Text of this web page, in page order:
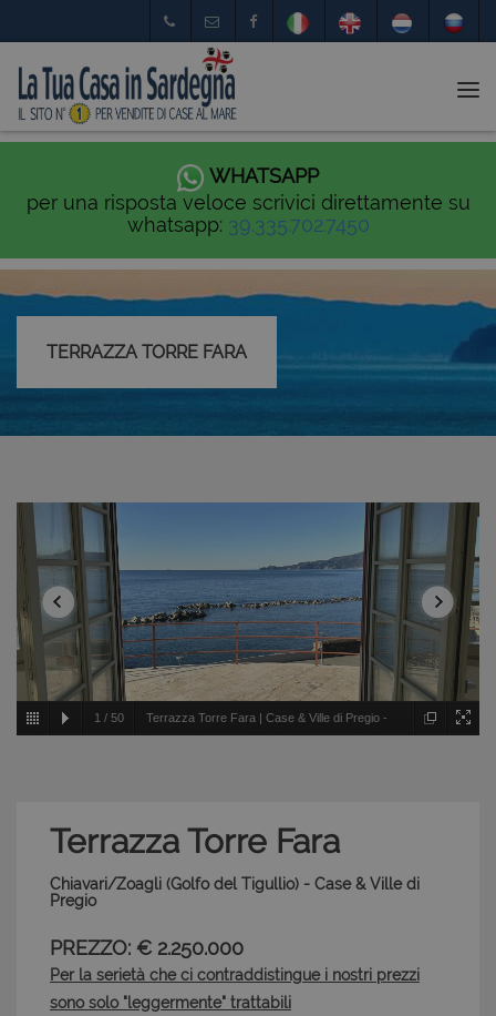
WHATSAPP
per una risposta veloce scrivici direttamente su
whatsapp: 39.335.702.7450
TERRAZZA TORRE FARA
1 / 50 Terrazza Torre Fara | Case & Ville di Pregio -
Terrazza Torre Fara
Chiavari/Zoagli (Golfo del Tigullio) - Case & Ville di
Pregio
PREZZO: € 2.250.000
Per la serietà che ci contraddistingue i nostri prezzi
sono solo "leggermente" trattabili